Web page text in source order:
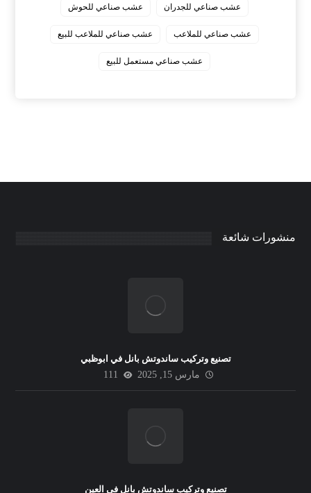
عشب صناعي للجدران عشب صناعي للحوش
عشب صناعي للملاعب عشب صناعي للملاعب للبيع
عشب صناعي مستعمل للبيع
منشورات شائعة
تصنيع وتركيب ساندوتش بانل في ابوظبي
مارس 15, 2025
111
تصنيع وتركيب ساندوتش بانل في العين